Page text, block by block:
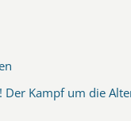
Der Kampf um die